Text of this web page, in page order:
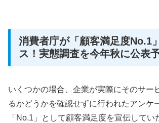
消費者庁が「顧客満足度No.1
ス！実態調査を今年秋に公表
いくつかの場合、企業が実際にそのサー
るかどうかを確認せずに行われたアンケ
「No.1」として顧客満足度を宣伝してい